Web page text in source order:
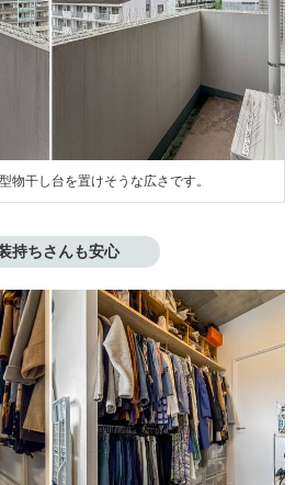
物干し台を置けそうな広さです。
持ちさんも安心